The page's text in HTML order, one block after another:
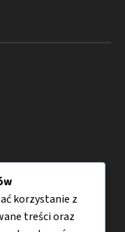
korzystanie z
treści oraz